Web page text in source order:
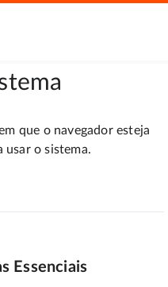
que o navegador esteja
o sistema.
Essenciais